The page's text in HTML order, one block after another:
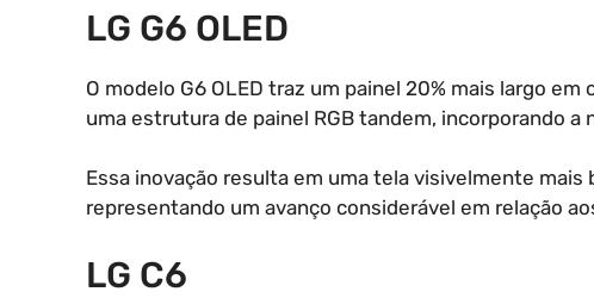
LG G6 OLED
O modelo G6 OLED traz um painel 20% mais largo
uma estrutura de painel RGB tandem, incorporando a
Essa inovação resulta em uma tela visivelmente
representando um avanço considerável em relação
LG C6